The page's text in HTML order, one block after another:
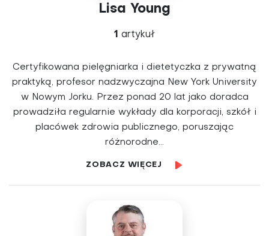
Lisa Young
1 artykuł
Certyfikowana pielęgniarka i dietetyczka z prywatną
praktyką, profesor nadzwyczajna New York University
w Nowym Jorku. Przez ponad 20 lat jako doradca
prowadziła regularnie wykłady dla korporacji, szkół i
placówek zdrowia publicznego, poruszając
różnorodne...
ZOBACZ WIĘCEJ